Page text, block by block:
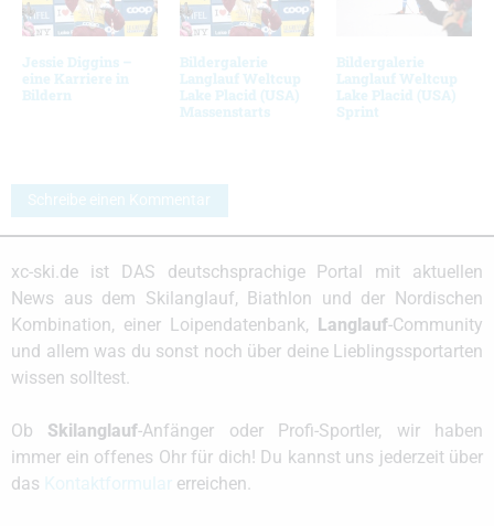
Jessie Diggins –
eine Karriere in
Bildern
Bildergalerie
Langlauf Weltcup
Lake Placid (USA)
Massenstarts
Bildergalerie
Langlauf Weltcup
Lake Placid (USA)
Sprint
Schreibe einen Kommentar
xc-ski.de ist DAS deutschsprachige Portal mit aktuellen
News aus dem Skilanglauf, Biathlon und der Nordischen
Kombination, einer Loipendatenbank,
Langlauf-Community
und allem was du sonst noch über deine Lieblingssportarten
wissen solltest.
Ob Skilanglauf-Anfänger oder Profi-Sportler, wir haben
immer ein offenes Ohr für dich! Du kannst uns jederzeit über
das
erreichen.